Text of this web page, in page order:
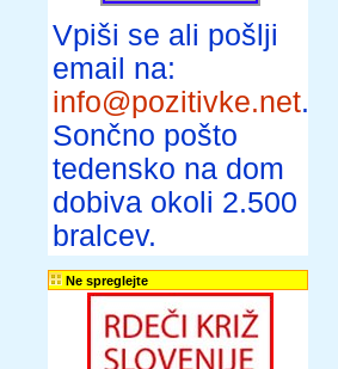
Vpiši se ali pošlji
email na:
info@pozitivke.net.
Sončno pošto
tedensko na dom
dobiva okoli 2.500
bralcev.
Ne spreglejte